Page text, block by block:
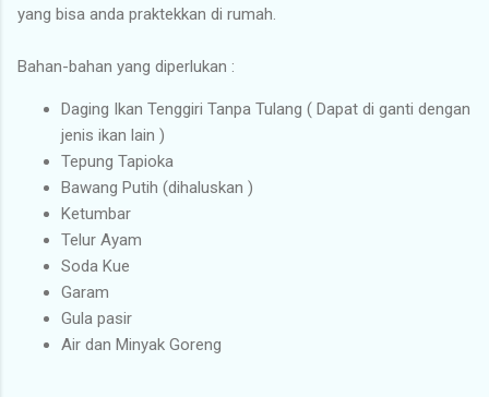
yang bisa anda praktekkan di rumah.
Bahan-bahan yang diperlukan :
Daging Ikan Tenggiri Tanpa Tulang ( Dapat di ganti dengan
jenis ikan lain )
Tepung Tapioka
Bawang Putih (dihaluskan )
Ketumbar
Telur Ayam
Soda Kue
Garam
Gula pasir
Air dan Minyak Goreng